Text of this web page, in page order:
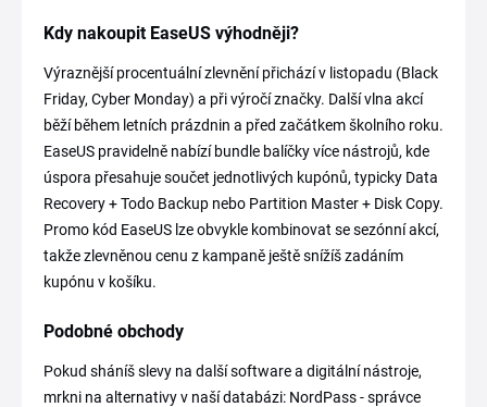
Kdy nakoupit EaseUS výhodněji?
Výraznější procentuální zlevnění přichází v listopadu (Black
Friday, Cyber Monday) a při výročí značky. Další vlna akcí
běží během letních prázdnin a před začátkem školního roku.
EaseUS pravidelně nabízí bundle balíčky více nástrojů, kde
úspora přesahuje součet jednotlivých kupónů, typicky Data
Recovery + Todo Backup nebo Partition Master + Disk Copy.
Promo kód EaseUS lze obvykle kombinovat se sezónní akcí,
takže zlevněnou cenu z kampaně ještě snížíš zadáním
kupónu v košíku.
Podobné obchody
Pokud sháníš slevy na další software a digitální nástroje,
mrkni na alternativy v naší databázi: NordPass - správce